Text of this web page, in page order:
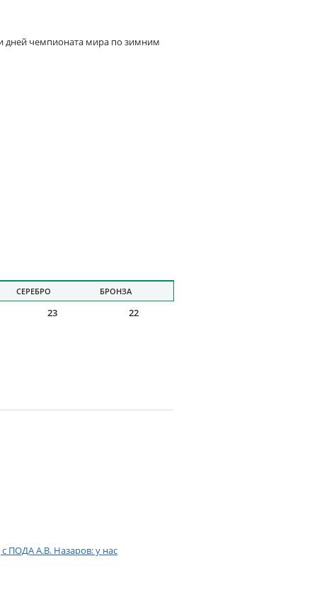
дней чемпионата мира по зимним
СЕРЕБРО БРОНЗА
23 22
ПОДА А.В. Назаров: у нас